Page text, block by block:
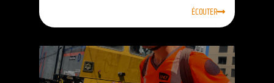
ÉCOUTER